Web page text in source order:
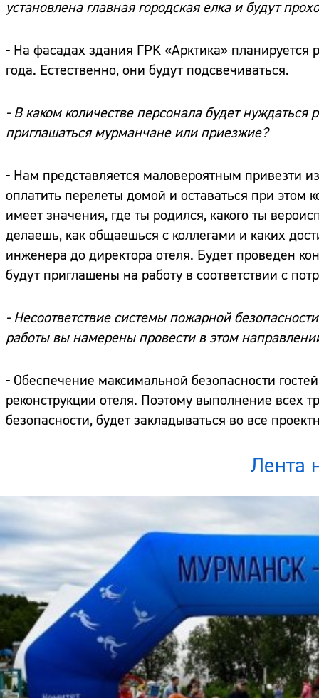
установлена главная городская елка и будут
- На фасадах здания ГРК «Арктика»
года. Естественно, они будут подсвечиваться.
- В каком количестве персонала будет нуждаться
приглашаться мурманчане или приезжие?
- Нам представляется маловероятным привезти
оплатить перелеты домой и оставаться при
имеет значения, где ты родился, какого ты
делаешь, как общаешься с коллегами и каких
инженера до директора отеля. Будет проведен
будут приглашены на работу в соответствии с
- Несоответствие системы пожарной
работы вы намерены провести в этом
- Обеспечение максимальной безопасности
реконструкции отеля. Поэтому выполнение всех
безопасности, будет закладываться во все
Лента